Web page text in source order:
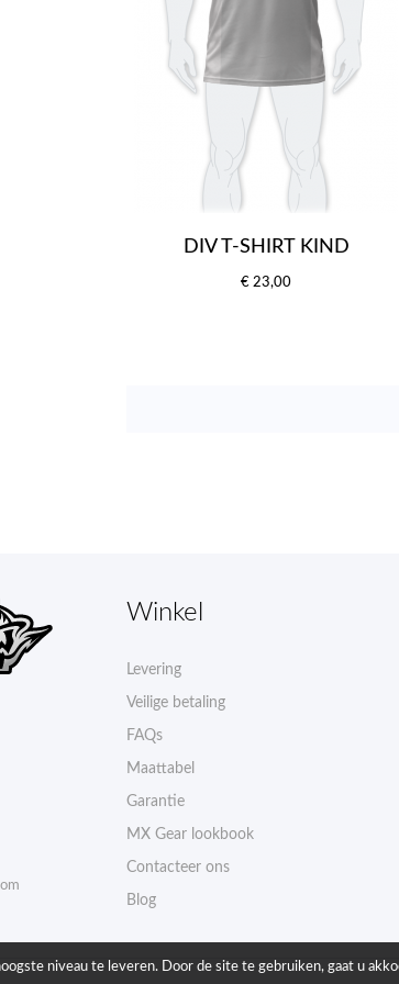
DIV T-SHIRT KIND
€ 23,00
Winkel
Levering
Veilige betaling
FAQs
Maattabel
Garantie
MX Gear lookbook
Contacteer ons
Blog
niveau te leveren. Door de site te gebruiken, gaat u